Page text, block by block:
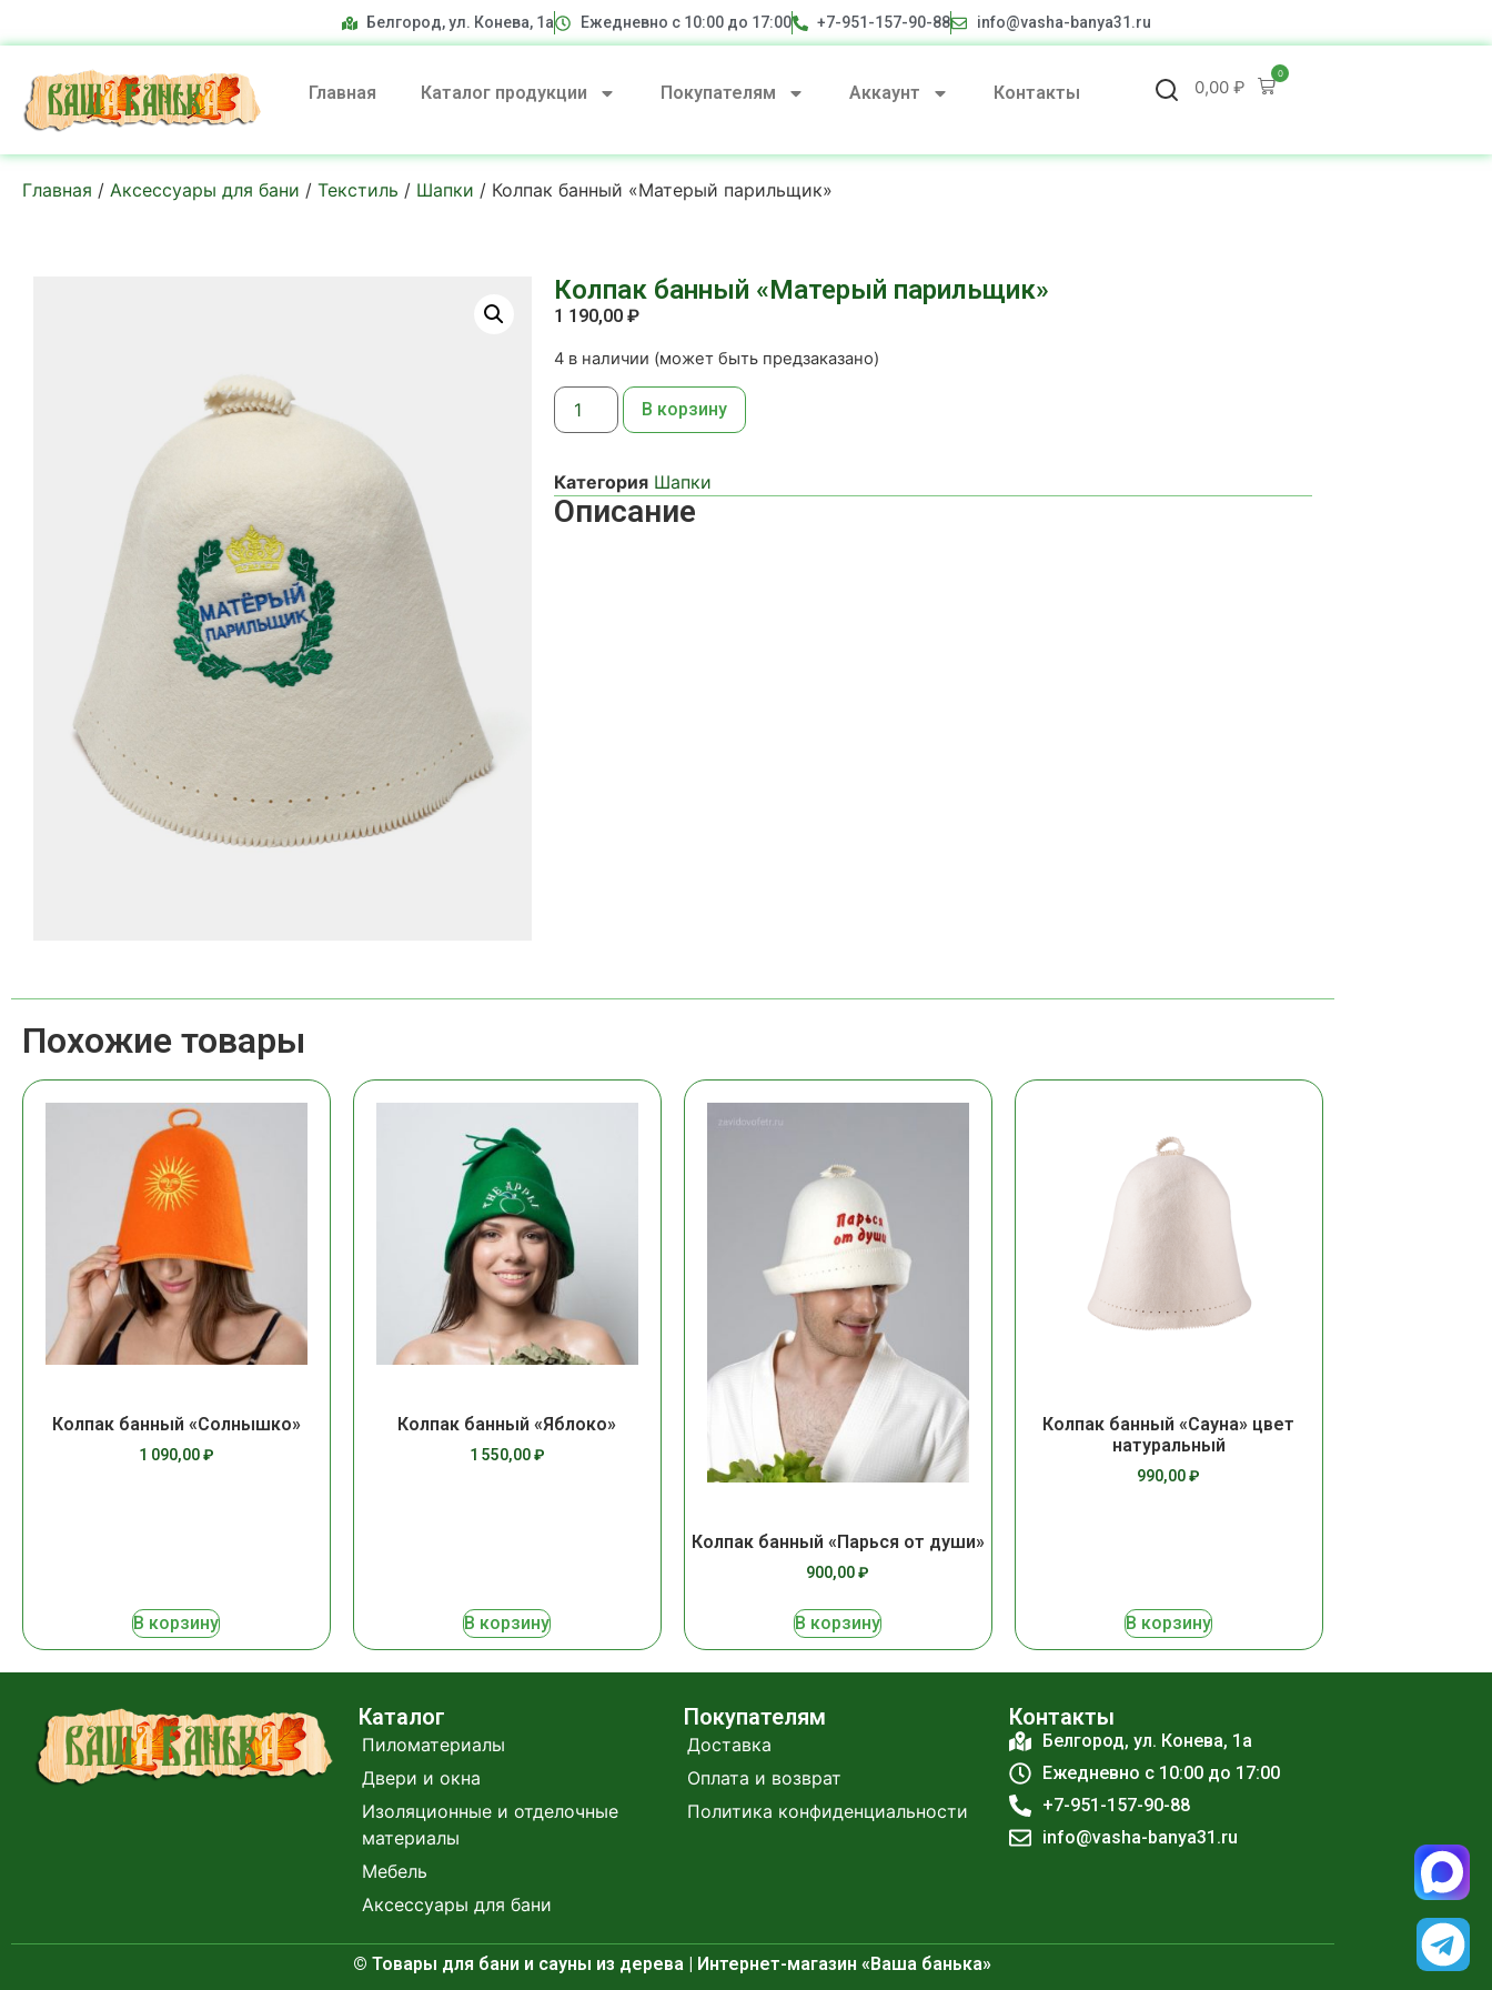
Белгород, ул. Конева, 1а Ежедневно с 10:00 до 17:00 +7-951-157-90-88 info@vasha-banya31.ru
Главная Каталог продукции Покупателям Аккаунт Контакты 0,00₽
0
Главная / Аксессуары для бани / Текстиль / Шапки / Колпак банный «Матерый парильщик»
Колпак банный «Матерый парильщик»
1 190,00 ₽
4 в наличии (может быть предзаказано)
В корзину
Категория Шапки
Описание
Похожие товары
Колпак банный «Солнышко»
1 090,00₽
В корзину
Колпак банный «Яблоко»
1 550,00₽
В корзину
Колпак банный «Парься от души»
900,00₽
В корзину
Колпак банный «Сауна» цвет
натуральный
990,00₽
В корзину
Каталог
Пиломатериалы
Двери и окна
Изоляционные и отделочные
материалы
Мебель
Аксессуары для бани
Покупателям
Доставка
Оплата и возврат
Политика конфиденциальности
Контакты
Белгород, ул. Конева, 1а
Ежедневно с 10:00 до 17:00
+7-951-157-90-88
info@vasha-banya31.ru
© Товары для бани и сауны из дерева | Интернет-магазин «Ваша банька»